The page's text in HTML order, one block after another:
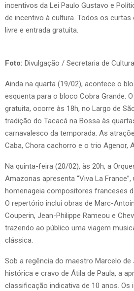
incentivos da Lei Paulo Gustavo e
de incentivo à cultura. Todos os
livre e entrada gratuita.
Foto: Divulgação / Secretaria de
Ainda na quarta (19/02), acontece o
esquenta para o bloco Cobra Grande.
gratuita, ocorre às 18h, no Largo de
tradição do Tacacá na Bossa às
carnavalesco da temporada. As
Caba, Chora cachorro e o trio Agenor,
Na quinta-feira (20/02), às 20h, a
Amazonas apresenta “Viva La
homenageia compositores franceses
O repertório inclui obras de Marc-
Couperin, Jean-Philippe Rameou e
trazendo ao público uma viagem
clássica.
Sob a regência do maestro Marcelo
histórica e cravo de Átila de Paula, a
classificação indicativa de 10 anos. Os